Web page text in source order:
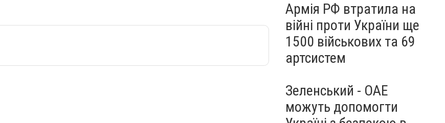
Армія РФ втратила на
війні проти України ще
1500 військових та 69
артсистем
Зеленський - ОАЕ
можуть допомогти